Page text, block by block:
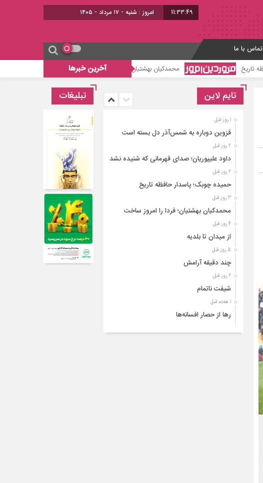
11:33:50 امروز : شنبه - ۱۷ مرداد - ۱۴۰۵
تماس با ما
آخرین خبرها محمدکیان بهشتیان؛ فردا را امروز ساخت از میدان تا بلدیه
تایم لاین
1 روز قبل
قزوین دوباره به شمس‌آذر دل بسته است
2 روز قبل
داود علیپوریان؛ صدای قهرمانی که شنیده نشد
2 روز قبل
حمیده چوبک؛ پاسدار حافظه تاریخ
3 روز قبل
محمدکیان بهشتیان؛ فردا را امروز ساخت
4 روز قبل
از میدان تا بلدیه
5 روز قبل
چند دقیقه آرامش
6 روز قبل
شیفت ناتمام
1 هفته قبل
رها از حصار افسانه‌ها
تبلیغات